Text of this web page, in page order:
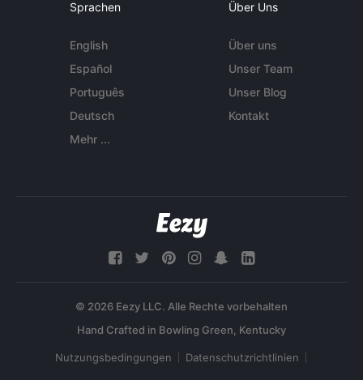
Sprachen
English
Español
Português
Deutsch
Mehr ...
Über Uns
Über uns
Unser Team
Unser Blog
Kontakt
© 2026 Eezy LLC. Alle Rechte vorbehalten
Nutzungsbedingungen Datenschutzrichtlinien